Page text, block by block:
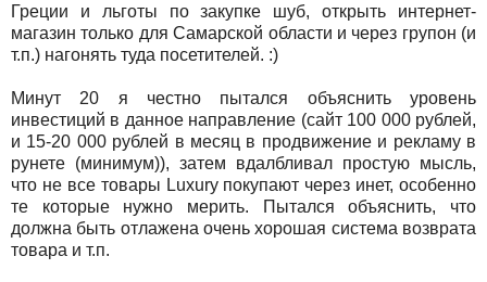
Греции и льготы по закупке шуб, открыть интернет-
магазин только для Самарской области и через групон (и
т.п.) нагонять туда посетителей. :)
Минут 20 я честно пытался объяснить уровень
инвестиций в данное направление (сайт 100 000 рублей,
и 15-20 000 рублей в месяц в продвижение и рекламу в
рунете (минимум)), затем вдалбливал простую мысль,
что не все товары Luxury покупают через инет, особенно
те которые нужно мерить. Пытался объяснить, что
должна быть отлажена очень хорошая система возврата
товара и т.п.